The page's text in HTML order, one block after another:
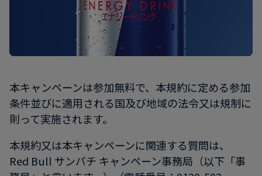
本キャンペーンは参加無料で、本規約に定める参加
条件並びに適用される国及び地域の法令又は規制に
則って実施されます。
本規約又は本キャンペーンに関連する質問は、
Red Bull サンパチ キャンペーン事務局（以下「事